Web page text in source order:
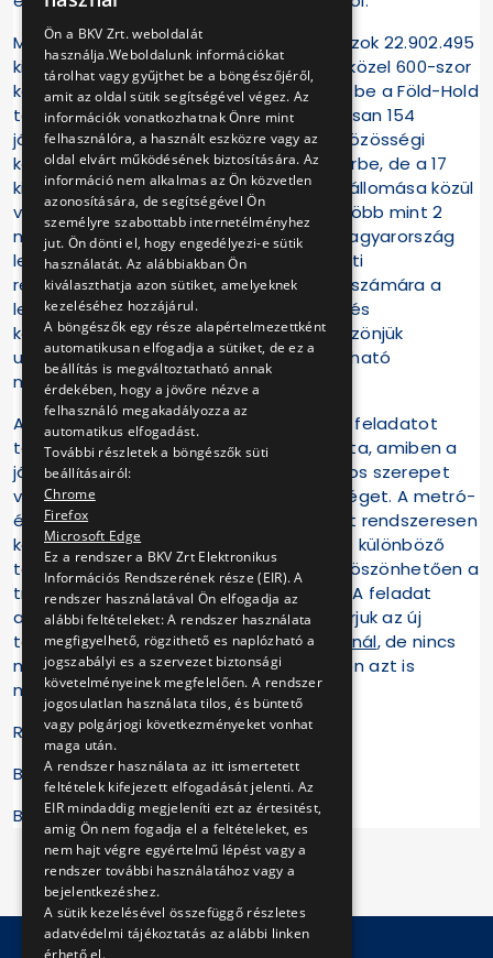
Mindeközben a pótláson részt vevő buszok 22.902.495
kilométert tettek meg utasaikkal, azaz közel 600-szor
kerülték meg a Földet, és 29-szer járták be a Föld-Hold
távolságot oda-vissza. Naponta átlagosan 154
járművezető ült a volán mögé, hogy a közösségi
közlekedést választókat, ha nem is az űrbe, de a 17
kilométer hosszú M3-as metróvonal 20 állomása közül
valamelyikre eljuttassa. Munkatársaink több mint 2
millió munkaórát dolgoztak le, hogy a Magyarország
legnagyobb forgalmat lebonyolító vasúti
rendszerének megújulása a közlekedők számára a
lehető legkevesebb kellemetlenséggel és
kompromisszummal járjon. Ezúton is köszönjük
utasaink türelmét, és kollégáink megbízható
munkavégzését!
A számokból jól látható, hogy hatalmas feladatot
teljesített ismét sikeresen a BKV csapata, amiben a
járművezetőink elengedhetetlenül fontos szerepet
vállaltak. A munka azonban itt nem ér véget. A metró-
és villamos hálózat karbantartása miatt rendszeresen
kell buszos pótlásokat szervezni a város különböző
területein. Az új járművek érkezésének köszönhetően a
trolibusz hálózat fejlesztése is várható. A feladat
adott, a sikercsapatba pedig mindig várjuk az új
tagokat! Hajárművezetőként csatlakoznál, de nincs
megfelelő képesítésed, tanfolyamainkon azt is
megszerezheted.
Részletek:BKV Karrier portál
Budapest, 2023. április 01.
BKV Zrt.
Ön a BKV Zrt. weboldalát
használja.Weboldalunk információkat
tárolhat vagy gyűjthet be a böngészőjéről,
amit az oldal sütik segítségével végez. Az
információk vonatkozhatnak Önre mint
felhasználóra, a használt eszközre vagy az
oldal elvárt működésének biztosítására. Az
információ nem alkalmas az Ön közvetlen
azonosítására, de segítségével Ön
személyre szabottabb internetélményhez
jut. Ön dönti el, hogy engedélyezi-e sütik
használatát. Az alábbiakban Ön
kiválaszthatja azon sütiket, amelyeknek
kezeléséhez hozzájárul.
A böngészők egy része alapértelmezettként
automatikusan elfogadja a sütiket, de ez a
beállítás is megváltoztatható annak
érdekében, hogy a jövőre nézve a
felhasználó megakadályozza az
automatikus elfogadást.
További részletek a böngészők süti
beállításairól:
Chrome
Firefox
Microsoft Edge
Ez a rendszer a BKV Zrt Elektronikus
Információs Rendszerének része (EIR). A
rendszer használatával Ön elfogadja az
alábbi feltételeket: A rendszer használata
megfigyelhető, rögzithető es naplózható a
jogszabályi es a szervezet biztonsági
követelményeinek megfelelően. A rendszer
jogosulatlan használata tilos, és büntető
vagy polgárjogi következményeket vonhat
maga után.
A rendszer használata az itt ismertetett
feltételek kifejezett elfogadását jelenti. Az
EIR mindaddig megjeleníti ezt az értesitést,
amig Ön nem fogadja el a feltételeket, es
nem hajt végre egyértelmű lépést vagy a
rendszer további használatához vagy a
bejelentkezéshez.
A sütik kezelésével összefüggő részletes
adatvédelmi tájékoztatás az alábbi linken
érhető el.